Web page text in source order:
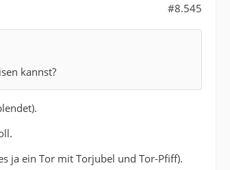
habe.
ganz vorsichtig auszudrücken)?
#8.545
kannst?
ja ein Tor mit Torjubel und Tor-Pfiff).